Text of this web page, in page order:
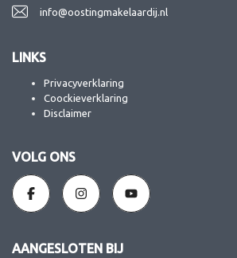
info@oostingmakelaardij.nl
LINKS
Privacyverklaring
Coockieverklaring
Disclaimer
VOLG ONS
AANGESLOTEN BIJ